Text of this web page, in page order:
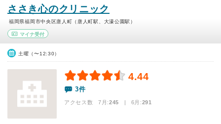
ささき心のクリニック
福岡県福岡市中央区唐人町（唐人町駅、大濠公園駅）
マイナ受付
土曜（〜12:30）
4.44
3件
アクセス数 7月:245 | 6月:291